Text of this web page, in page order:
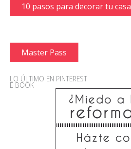
10 pasos para decorar tu casa
Master Pass
LO ÚLTIMO EN PINTEREST
E-BOOK